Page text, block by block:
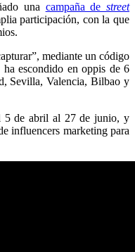
una campaña destreet
participación, con la que
mediante un código
escondido en oppis de 6
Sevilla, Valencia, Bilbao y
5 de abril al 27 de junio, y
influencers marketing para